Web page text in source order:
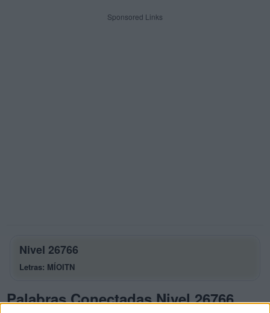
Sponsored Links
Nivel 26766
Letras: MÍOITN
Palabras Conectadas Nivel 26766